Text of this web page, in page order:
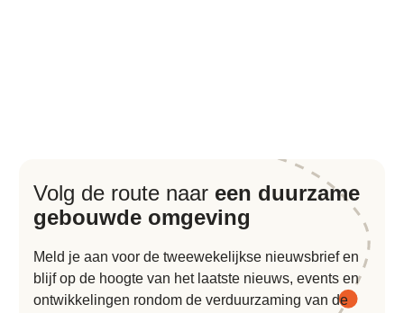
Volg de route naar een duurzame
gebouwde omgeving
Meld je aan voor de tweewekelijkse nieuwsbrief en
blijf op de hoogte van het laatste nieuws, events en
ontwikkelingen rondom de verduurzaming van de